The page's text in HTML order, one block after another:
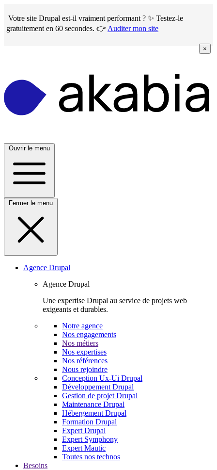
to
main
content
Votre site Drupal est-il vraiment performant ? ✨ Testez-le
gratuitement en 60 secondes. 👉 Auditer mon site
×
Ouvrir le menu
Fermer le menu
Agence Drupal
Agence Drupal
Une expertise Drupal au service de projets web
exigeants et durables.
Notre agence
Nos engagements
Nos métiers
Nos expertises
Nos références
Nous rejoindre
Conception Ux-Ui Drupal
Développement Drupal
Gestion de projet Drupal
Maintenance Drupal
Hébergement Drupal
Formation Drupal
Expert Drupal
Expert Symphony
Expert Mautic
Toutes nos technos
Besoins